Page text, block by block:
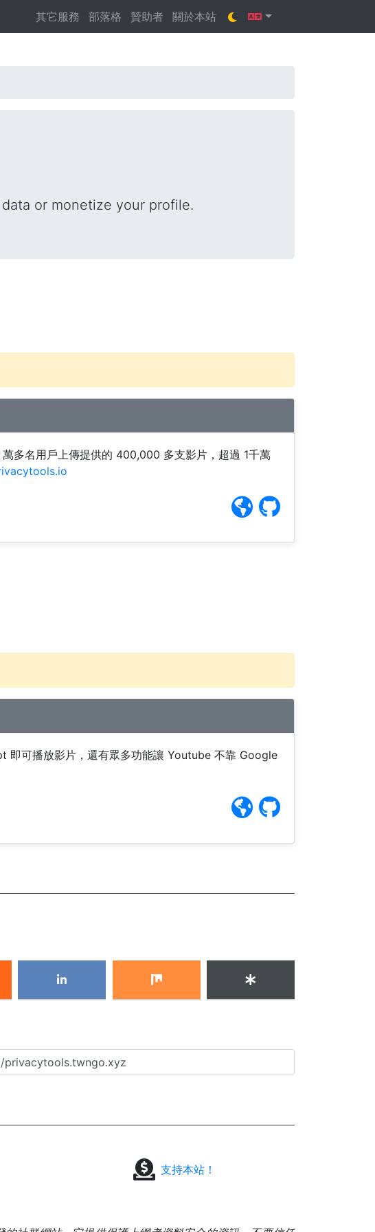
其它服務 部落格 贊助者 關於本站 Toggle Theme
其它語言版本
or monetize your profile.
多名用戶上傳提供的 400,000 多支影片，超過 1千萬
即可播放影片，還有眾多功能讓 Youtube 不靠 Google
支持本站！